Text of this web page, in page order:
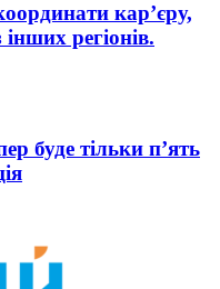
кар’єру,
регіонів.
буде тільки п’ять